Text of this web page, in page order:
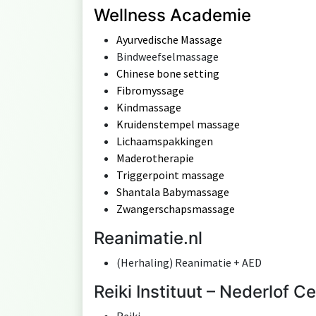
Wellness Academie
Ayurvedische Massage
Bindweefselmassage
Chinese bone setting
Fibromyssage
Kindmassage
Kruidenstempel massage
Lichaamspakkingen
Maderotherapie
Triggerpoint massage
Shantala Babymassage
Zwangerschapsmassage
Reanimatie.nl
(Herhaling) Reanimatie + AED
Reiki Instituut – Nederlof